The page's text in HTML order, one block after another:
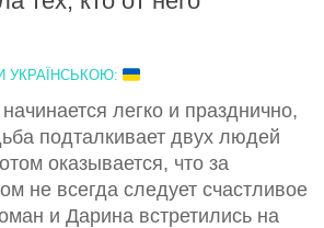
УКРАЇНСЬКОЮ:
легко и празднично,
подталкивает двух людей
оказывается, что за
не всегда следует счастливое
и Дарина встретились на